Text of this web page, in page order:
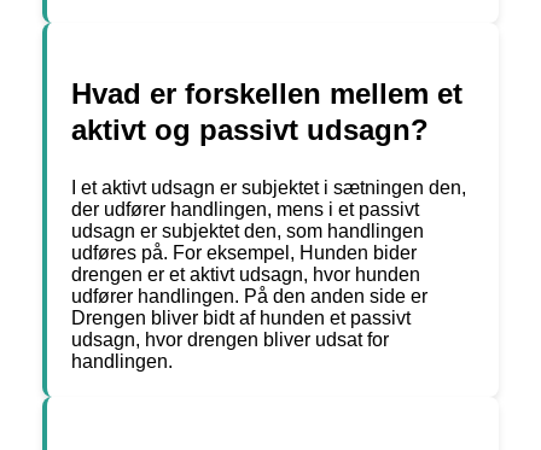
Hvad er forskellen mellem et
aktivt og passivt udsagn?
I et aktivt udsagn er subjektet i sætningen den,
der udfører handlingen, mens i et passivt
udsagn er subjektet den, som handlingen
udføres på. For eksempel, Hunden bider
drengen er et aktivt udsagn, hvor hunden
udfører handlingen. På den anden side er
Drengen bliver bidt af hunden et passivt
udsagn, hvor drengen bliver udsat for
handlingen.